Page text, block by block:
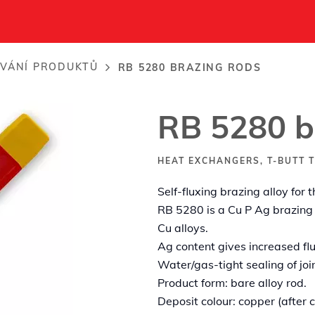
PRODUKTŮ RB 5280 BRAZING RODS
RB 5280
HEAT EXCHANGERS, T-BUTT
Self-fluxing brazing alloy for
RB 5280 is a Cu P Ag
Cu alloys.
Ag content gives increased
Water/gas-tight sealing of
Product form: bare alloy rod.
Deposit colour: copper (after